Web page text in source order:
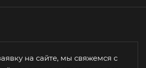
на сайте, мы свяжемся с